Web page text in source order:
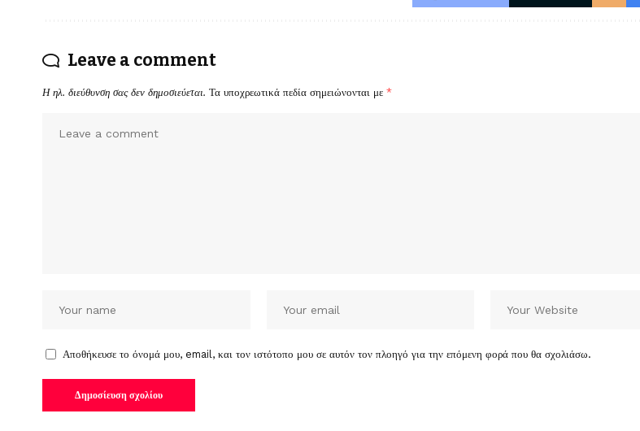
Leave a comment
Η ηλ. διεύθυνση σας δεν δημοσιεύεται. Τα υποχρεωτικά πεδία σημειώνονται με *
Αποθήκευσε το όνομά μου, email, και τον ιστότοπο μου σε αυτόν τον πλοηγό για την επόμενη φορά που θα σχολιάσω.